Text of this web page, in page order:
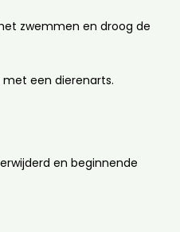
zwemmen en droog de
een dierenarts.
en beginnende